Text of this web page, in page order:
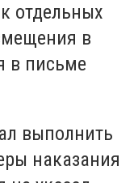
отдельных
в
в письме
выполнить
наказания